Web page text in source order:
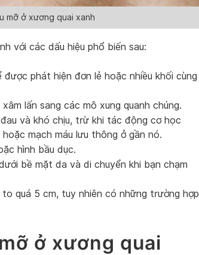
mỡ ở xương quai xanh
với các dấu hiệu phổ biến sau:
phát hiện đơn lẻ hoặc nhiều khối cùng
lấn sang các mô xung quanh chúng.
và khó chịu, trừ khi tác động cơ học
mạch máu lưu thông ở gần nó.
hình bầu dục.
bề mặt da và di chuyển khi bạn chạm
quá 5 cm, tuy nhiên có những trường hợp
ở xương quai